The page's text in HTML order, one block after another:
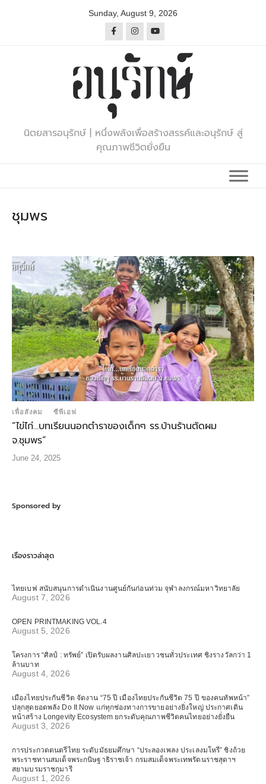
Sunday, August 9, 2026
นิตยสารอนุรักษ์ | หนึ่งพลังเพื่อสร้างสรรค์และอนุรักษ์ สู่
คุณภาพชีวิตยั่งยืน
ชุมพร
เพื่อสังคม ซีพีเอฟ
“ไข่ไก่…บทเรียนนอกตำราของเด็กๆ รร.บ้านร้านตัดผม
จ.ชุมพร”
June 24, 2025
Sponsored by
เรื่องราวล่าสุด
ไทยเบฟ สนับสนุนการดำเนินงานศูนย์กันก่อนท่วม จุฬาลงกรณ์มหาวิทยาลัย
August 7, 2026
OPEN PRINTMAKING VOL.4
August 5, 2026
โครงการ “ศิลป์ : ทรัพย์” เปิดรับผลงานศิลปะเยาวชนทั่วประเทศ ชิงรางวัลกว่า 1
ล้านบาท
August 4, 2026
เมืองไทยประกันชีวิต จัดงาน “75 ปี เมืองไทยประกันชีวิต 75 ปี ของคนทัพหน้า”
ปลุกสุดยอดพลัง Do It Now แก่ทุกช่องทางการขายอย่างยิ่งใหญ่ ประกาศเดิน
หน้าสร้าง Longevity Ecosystem ยกระดับคุณภาพชีวิตคนไทยอย่างยั่งยืน
August 3, 2026
การประกวดดนตรีไทย ระดับมัธยมศึกษา “ประลองเพลง ประเลงมโหรี” ชิงถ้วย
พระราชทานสมเด็จพระกนิษฐาธิราชเจ้า กรมสมเด็จพระเทพรัตนราชสุดาฯ
สยามบรมราชกุมารี
August 1, 2026